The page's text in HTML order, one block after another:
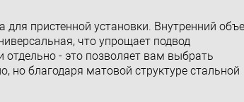
пристенной установки. Внутренний
что упрощает подвод
- это позволяет вам выбрать
но благодаря матовой структуре стальной